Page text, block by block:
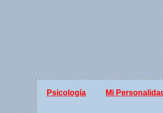
Psicología Mi